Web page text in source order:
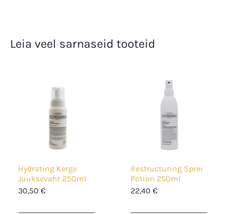
Leia veel sarnaseid tooteid
Hydrating Kerge
Juuksevaht 250ml
30,50 €
Restructuring Sprei
Potion 250ml
22,40 €